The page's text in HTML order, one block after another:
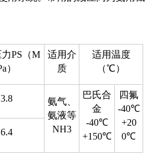
PS（M
）
适用介
质
适用温度
（℃）
3.8
氨气、
氨液等
NH3
巴氏合
金
-40℃
+150℃
四氟
-40℃
+20
0℃
6.4